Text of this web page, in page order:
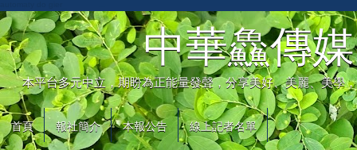
中華鱻傳媒
本平台多元中立，期盼為正能量發聲，分享美好、美麗、美學
首頁 報社簡介 本報公告 線上記者名單